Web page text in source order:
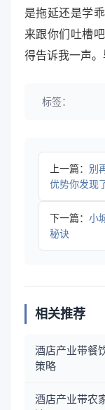
是拖延还是学
来跟你们吐槽
得告诉我一声。
标签：
上一篇： 别
优势你发现
下一篇： 小
秘诀
相关推荐
酒店产业带餐
策略
酒店产业带农